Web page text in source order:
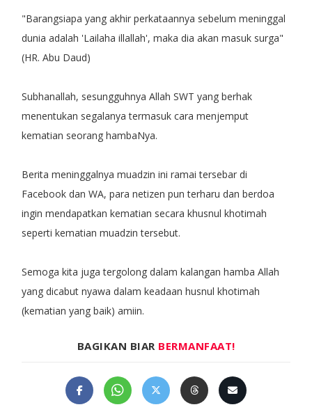
"Barangsiapa yang akhir perkataannya sebelum meninggal
dunia adalah 'Lailaha illallah', maka dia akan masuk surga"
(HR. Abu Daud)
Subhanallah, sesungguhnya Allah SWT yang berhak
menentukan segalanya termasuk cara menjemput
kematian seorang hambaNya.
Berita meninggalnya muadzin ini ramai tersebar di
Facebook dan WA, para netizen pun terharu dan berdoa
ingin mendapatkan kematian secara khusnul khotimah
seperti kematian muadzin tersebut.
Semoga kita juga tergolong dalam kalangan hamba Allah
yang dicabut nyawa dalam keadaan husnul khotimah
(kematian yang baik) amiin.
BAGIKAN BIAR BERMANFAAT!